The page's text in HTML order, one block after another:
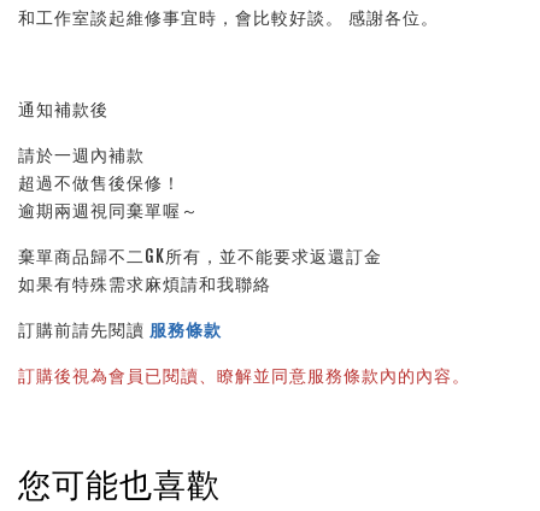
和工作室談起維修事宜時，會比較好談。 感謝各位。
通知補款後
請於一週內補款
超過不做售後保修！
逾期兩週視同棄單喔～
棄單商品歸不二GK所有，並不能要求返還訂金
如果有特殊需求麻煩請和我聯絡
訂購前請先閱讀 服務條款
訂購後視為會員已閱讀、瞭解並同意服務條款內的內容。
您可能也喜歡